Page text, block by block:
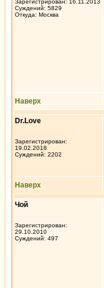
Зарегистрирован: 16.11.2013
Суждений: 5829
Откуда: Москва
Наверх
Dr.Love
Зарегистрирован:
19.02.2018
Суждений: 2202
Наверх
Чой
Зарегистрирован:
29.10.2010
Суждений: 497